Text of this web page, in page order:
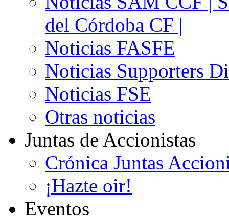
del Córdoba CF |
Noticias FASFE
Noticias Supporters
Noticias FSE
Otras noticias
Juntas de Accionistas
Crónica Juntas
¡Hazte oir!
Eventos